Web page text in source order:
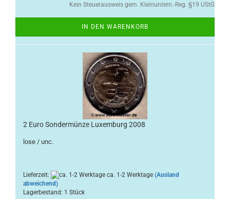
Kein Steuerausweis gem. Kleinuntern.-Reg. §19 UStG
IN DEN WARENKORB
2 Euro Sondermünze Luxemburg 2008
lose / unc.
Lieferzeit: ca. 1-2 Werktage (Ausland
abweichend)
Lagerbestand: 1 Stück